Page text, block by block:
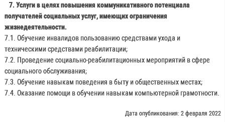
7. Услуги в целях повышения коммуникативного потенциала
получателей социальных услуг, имеющих ограничения
жизнедеятельности.
7.1. Обучение инвалидов пользованию средствами ухода и
техническими средствами реабилитации;
7.2. Проведение социально-реабилитационных мероприятий в сфере
социального обслуживания;
7.3. Обучение навыкам поведения в быту и общественных местах;
7.4. Оказание помощи в обучении навыкам компьютерной грамотности.
Дата опубликования: 2 февраля 2022